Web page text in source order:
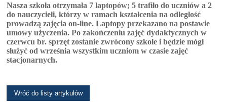
Nasza szkoła otrzymała 7 laptopów; 5 trafiło do uczniów a 2
do nauczycieli, którzy w ramach kształcenia na odległość
prowadzą zajęcia on-line. Laptopy przekazano na postawie
umowy użyczenia. Po zakończeniu zajęć dydaktycznych w
czerwcu br. sprzęt zostanie zwrócony szkole i będzie mógł
służyć od września wszystkim uczniom w czasie zajęć
stacjonarnych.
Wróć do listy artykułów